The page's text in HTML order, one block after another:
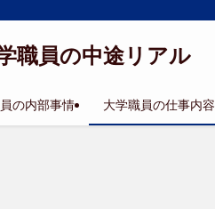
職員の中途リアル
の内部事情 大学職員の仕事内容